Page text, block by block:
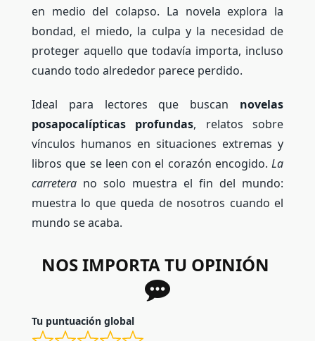
en medio del colapso. La novela explora la
bondad, el miedo, la culpa y la necesidad de
proteger aquello que todavía importa, incluso
cuando todo alrededor parece perdido.
Ideal para lectores que buscan novelas
posapocalípticas profundas, relatos sobre
vínculos humanos en situaciones extremas y
libros que se leen con el corazón encogido. La
carretera no solo muestra el fin del mundo:
muestra lo que queda de nosotros cuando el
mundo se acaba.
NOS IMPORTA TU OPINIÓN
Tu puntuación global